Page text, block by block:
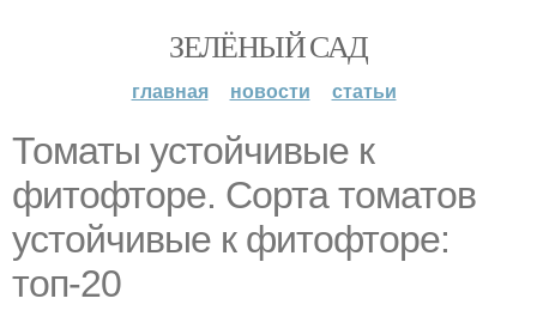
ЗЕЛЁНЫЙ САД
главная новости статьи
Томаты устойчивые к
фитофторе. Сорта томатов
устойчивые к фитофторе:
топ-20